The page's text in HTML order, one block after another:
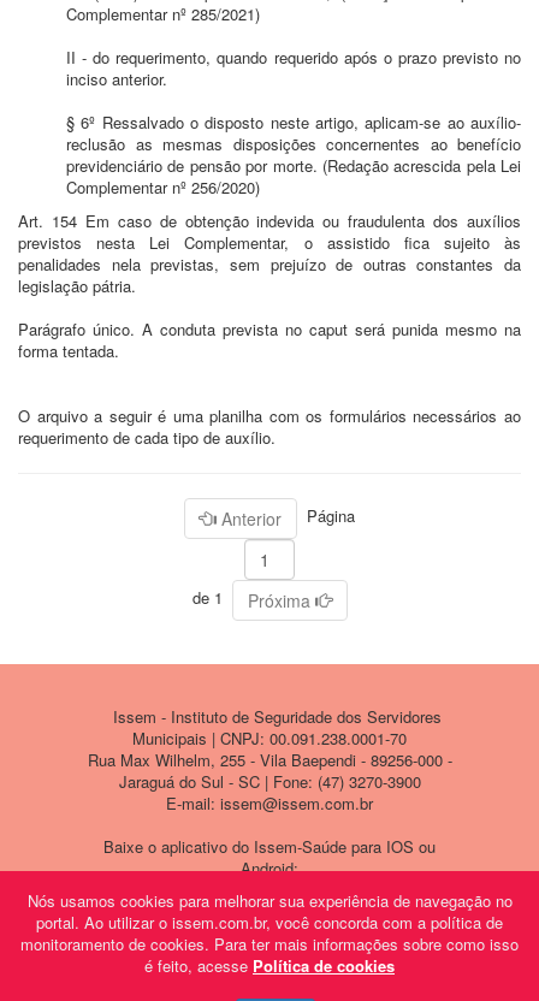
Nós usamos cookies para melhorar sua experiência de navegação no
portal. Ao utilizar o issem.com.br, você concorda com a política de
monitoramento de cookies. Para ter mais informações sobre como isso
é feito, acesse Política de cookies
Complementar nº 285/2021)
II - do requerimento, quando requerido após o prazo previsto no
inciso anterior.
§ 6º Ressalvado o disposto neste artigo, aplicam-se ao auxílio-
reclusão as mesmas disposições concernentes ao benefício
previdenciário de pensão por morte. (Redação acrescida pela Lei
Complementar nº 256/2020)
Art. 154 Em caso de obtenção indevida ou fraudulenta dos auxílios
previstos nesta Lei Complementar, o assistido fica sujeito às
penalidades nela previstas, sem prejuízo de outras constantes da
legislação pátria.
Parágrafo único. A conduta prevista no caput será punida mesmo na
forma tentada.
O arquivo a seguir é uma planilha com os formulários necessários ao
requerimento de cada tipo de auxílio.
Anterior Página
de 1 Próxima
Issem - Instituto de Seguridade dos Servidores
Municipais | CNPJ: 00.091.238.0001-70
Rua Max Wilhelm, 255 - Vila Baependi - 89256-000 -
Jaraguá do Sul - SC | Fone: (47) 3270-3900
E-mail: issem@issem.com.br
Baixe o aplicativo do Issem-Saúde para IOS ou
Android: